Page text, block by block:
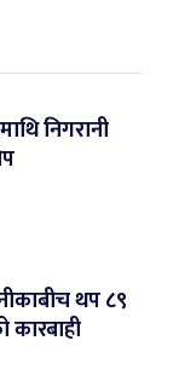
निगरानी
थप ८९
कारबाही